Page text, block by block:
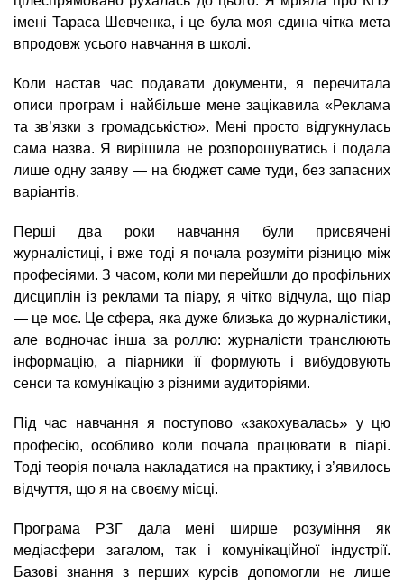
імені Тараса Шевченка, і це була моя єдина чітка мета
впродовж усього навчання в школі.
Коли настав час подавати документи, я перечитала
описи програм і найбільше мене зацікавила «Реклама
та зв’язки з громадськістю». Мені просто відгукнулась
сама назва. Я вирішила не розпорошуватись і подала
лише одну заяву — на бюджет саме туди, без запасних
варіантів.
Перші два роки навчання були присвячені
журналістиці, і вже тоді я почала розуміти різницю між
професіями. З часом, коли ми перейшли до профільних
дисциплін із реклами та піару, я чітко відчула, що піар
— це моє. Це сфера, яка дуже близька до журналістики,
але водночас інша за роллю: журналісти транслюють
інформацію, а піарники її формують і вибудовують
сенси та комунікацію з різними аудиторіями.
Під час навчання я поступово«закохувалась» у цю
професію, особливо коли почала працювати в піарі.
Тоді теорія почала накладатися на практику, і з’явилось
відчуття, що я на своєму місці.
Програма РЗГ дала мені ширше розуміння як
медіасфери загалом, так і комунікаційної індустрії.
Базові знання з перших курсів допомогли не лише